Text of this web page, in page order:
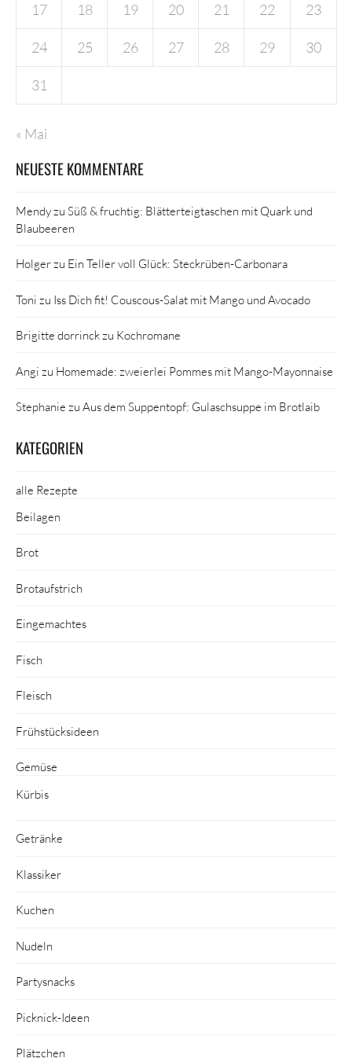
17 18 19 20 21 22 23
24 25 26 27 28 29 30
31
« Mai
NEUESTE KOMMENTARE
Mendyzu Süß & fruchtig: Blätterteigtaschen mit Quark und
Blaubeeren
Holgerzu Ein Teller voll Glück: Steckrüben-Carbonara
Toni zu Iss Dich fit! Couscous-Salat mit Mango und Avocado
Brigitte dorrinckzu Kochromane
Angi zu Homemade: zweierlei Pommes mit Mango-Mayonnaise
Stephanie zu Aus dem Suppentopf: Gulaschsuppe im Brotlaib
KATEGORIEN
alle Rezepte
Beilagen
Brot
Brotaufstrich
Eingemachtes
Fisch
Fleisch
Frühstücksideen
Gemüse
Kürbis
Getränke
Klassiker
Kuchen
Nudeln
Partysnacks
Picknick-Ideen
Plätzchen